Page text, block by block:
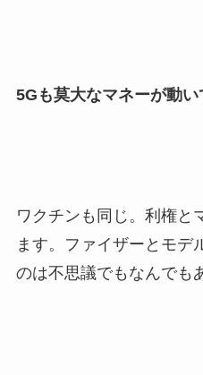
5Gも莫大なマネーが動い
ワクチンも同じ。利権と
ます。ファイザーとモデ
のは不思議でもなんでも